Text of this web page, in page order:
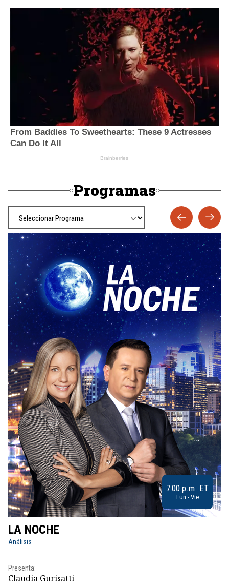
Programas
7:00 p.m. ET
Lun - Vie
LA NOCHE
Análisis
Presenta:
Claudia Gurisatti